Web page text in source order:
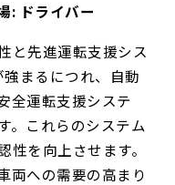
: ドライバー
と先進運転支援シス
まるにつれ、自動
全運転支援システ
。これらのシステム
を向上させます。
両への需要の高まり